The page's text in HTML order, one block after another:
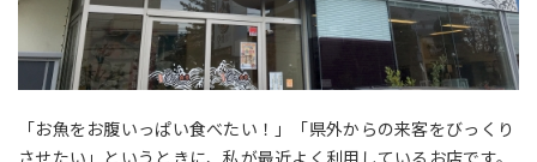
「お魚をお腹いっぱい食べたい！」「県外からの来客をびっくり
させたい」というときに、私が最近よく利用しているお店です。